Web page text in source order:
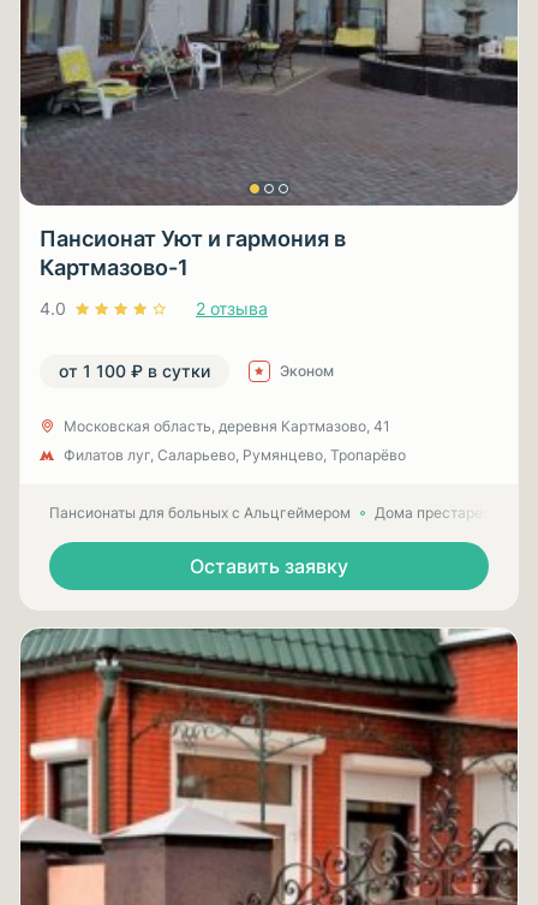
Пансионат Уют и гармония в
Картмазово-1
4.0 2 отзыва
от 1 100 ₽ в сутки Эконом
Московская область, деревня Картмазово, 41
Филатов луг, Саларьево, Румянцево, Тропарёво
Пансионаты для больных с Альцгеймером Дома престарелых
Оставить заявку